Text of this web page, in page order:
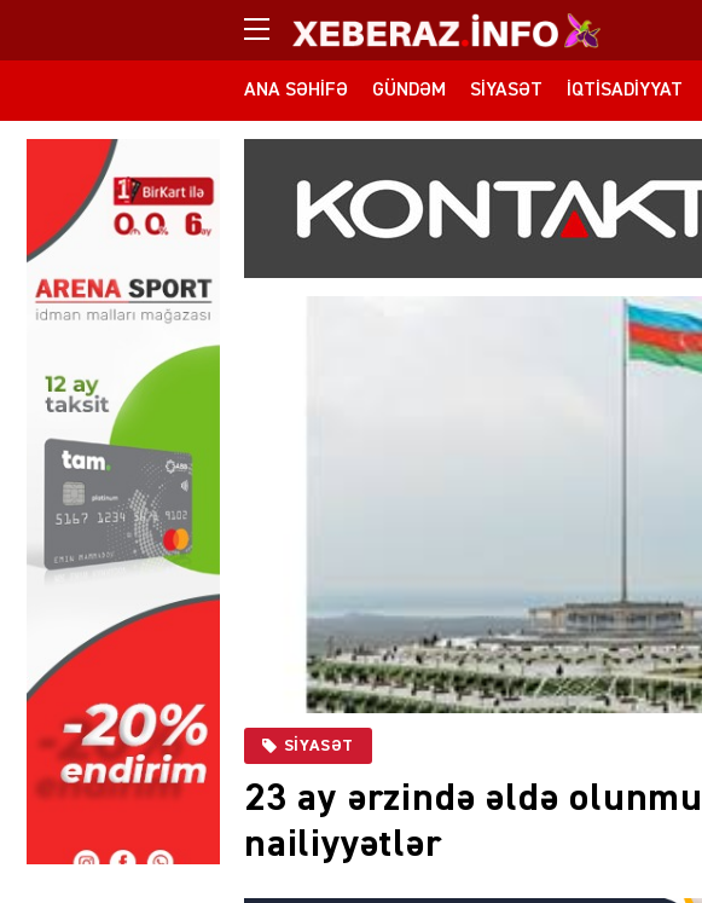
ANA SƏHIFƏ GÜNDƏM SIYASƏT İQTISADIYYAT
SIYASƏT
23 ay ərzində əldə
nailiyyətlər